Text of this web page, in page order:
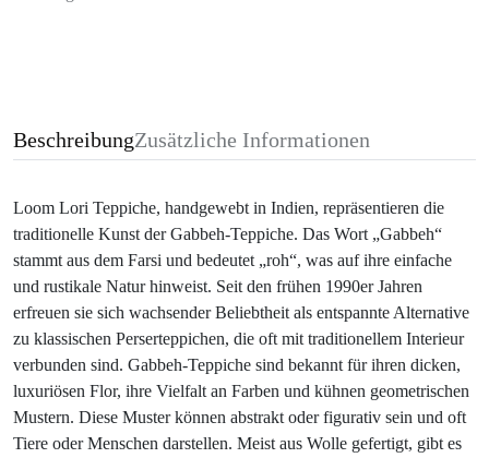
BeschreibungZusätzliche Informationen
Loom Lori Teppiche, handgewebt in Indien, repräsentieren die
traditionelle Kunst der Gabbeh-Teppiche. Das Wort „Gabbeh“
stammt aus dem Farsi und bedeutet „roh“, was auf ihre einfache
und rustikale Natur hinweist. Seit den frühen 1990er Jahren
erfreuen sie sich wachsender Beliebtheit als entspannte Alternative
zu klassischen Perserteppichen, die oft mit traditionellem Interieur
verbunden sind. Gabbeh-Teppiche sind bekannt für ihren dicken,
luxuriösen Flor, ihre Vielfalt an Farben und kühnen geometrischen
Mustern. Diese Muster können abstrakt oder figurativ sein und oft
Tiere oder Menschen darstellen. Meist aus Wolle gefertigt, gibt es